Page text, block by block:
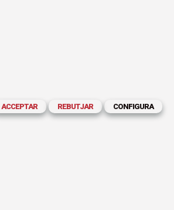
111-113 (Barcelona)
19.30
ACCEPTAR REBUTJAR CONFIGURA